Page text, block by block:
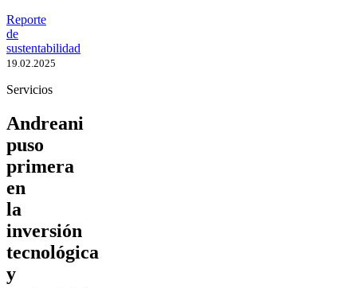
Reporte
de
sustentabilidad
19.02.2025
Servicios
Andreani
puso
primera
en
la
inversión
tecnológica
y